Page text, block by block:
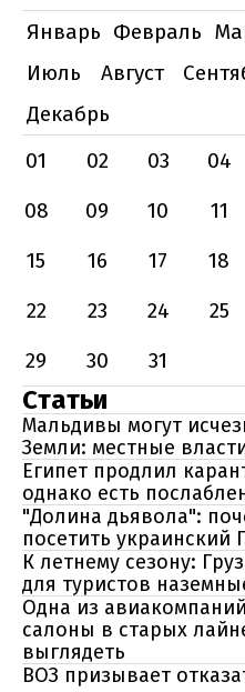
Январь Февраль
Июль
Август
Декабрь
01
02 03 04
08
09 10 11
15
16 17 18
22
23 24 25
29
30 31
Статьи
Мальдивы могут
Земли: местные
Египет продлил
однако есть
"Долина дьявола":
посетить украинский
К летнему сезону:
для туристов
Одна из
салоны в старых
выглядеть
ВОЗ призывает